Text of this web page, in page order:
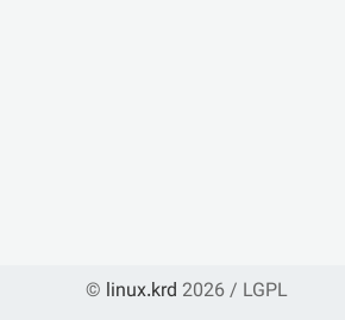
© linux.krd 2026 / LGPL